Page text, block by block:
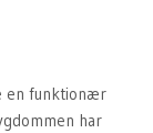
en funktionær
har